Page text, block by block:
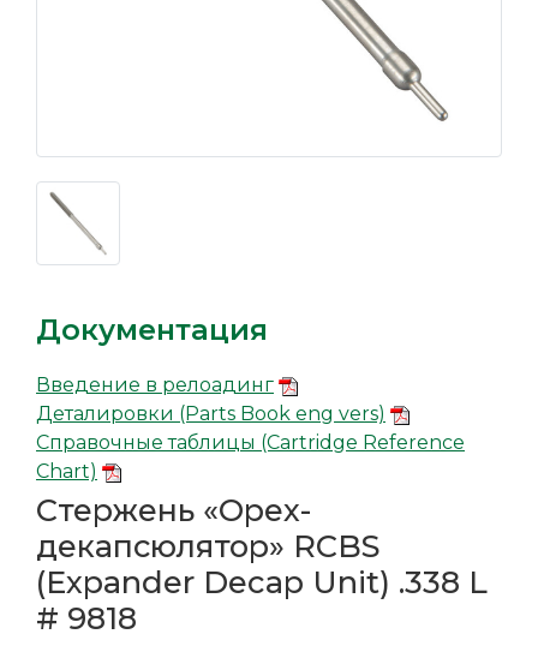
Документация
Введение в релоадинг
Деталировки (Parts Book eng vers)
Справочные таблицы (Cartridge Reference
Chart)
Стержень «Орех-
декапсюлятор» RCBS
(Expander Decap Unit) .338 L
# 9818